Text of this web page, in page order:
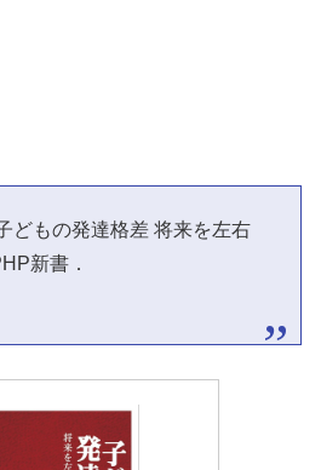
どもの発達格差 将来を左右
新書．